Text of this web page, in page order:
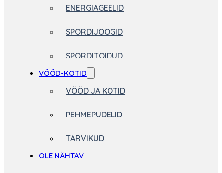
ENERGIAGEELID
SPORDIJOOGID
SPORDITOIDUD
VÖÖD-KOTID
VÖÖD JA KOTID
PEHMEPUDELID
TARVIKUD
OLE NÄHTAV